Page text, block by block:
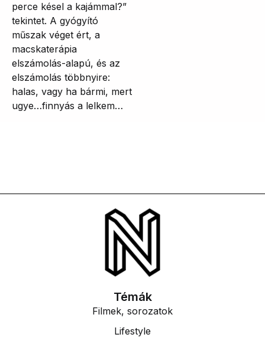
perce késel a kajámmal?”
tekintet. A gyógyító
műszak véget ért, a
macskaterápia
elszámolás-alapú, és az
elszámolás többnyire:
halas, vagy ha bármi, mert
ugye…finnyás a lelkem…
Témák
Filmek, sorozatok
Lifestyle